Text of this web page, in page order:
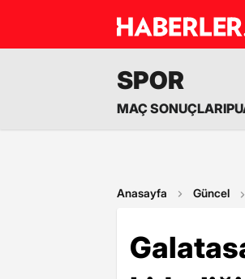
SPOR
MAÇ SONUÇLARI
Anasayfa Güncel